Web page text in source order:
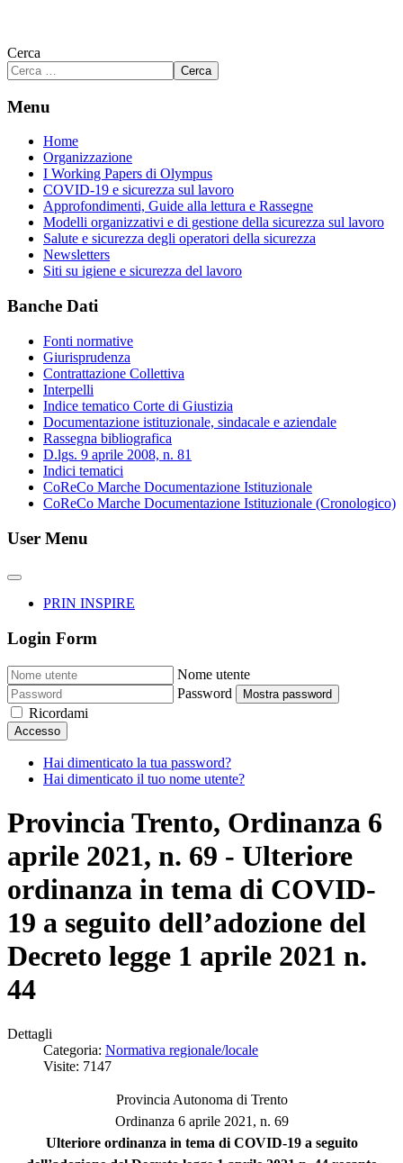
Cerca
Cerca
Menu
Home
Organizzazione
I Working Papers di Olympus
COVID-19 e sicurezza sul lavoro
Approfondimenti, Guide alla lettura e Rassegne
Modelli organizzativi e di gestione della sicurezza sul lavoro
Salute e sicurezza degli operatori della sicurezza
Newsletters
Siti su igiene e sicurezza del lavoro
Banche Dati
Fonti normative
Giurisprudenza
Contrattazione Collettiva
Interpelli
Indice tematico Corte di Giustizia
Documentazione istituzionale, sindacale e aziendale
Rassegna bibliografica
D.lgs. 9 aprile 2008, n. 81
Indici tematici
CoReCo Marche Documentazione Istituzionale
CoReCo Marche Documentazione Istituzionale (Cronologico)
User Menu
PRIN INSPIRE
Login Form
Nome utente
Password
Mostra password
Ricordami
Accesso
Hai dimenticato la tua password?
Hai dimenticato il tuo nome utente?
Provincia Trento, Ordinanza 6
aprile 2021, n. 69 - Ulteriore
ordinanza in tema di COVID-
19 a seguito dell’adozione del
Decreto legge 1 aprile 2021 n.
44
Dettagli
Categoria: Normativa regionale/locale
Visite: 7147
Provincia Autonoma di Trento
Ordinanza 6 aprile 2021, n. 69
Ulteriore ordinanza in tema di COVID-19 a seguito